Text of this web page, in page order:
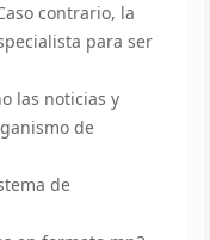
contrario, la
para ser
las noticias y
de
de